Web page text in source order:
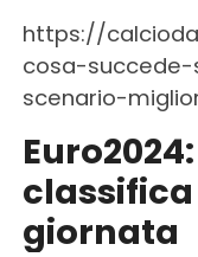
https://
cosa-
scenario-
classifica
giornata